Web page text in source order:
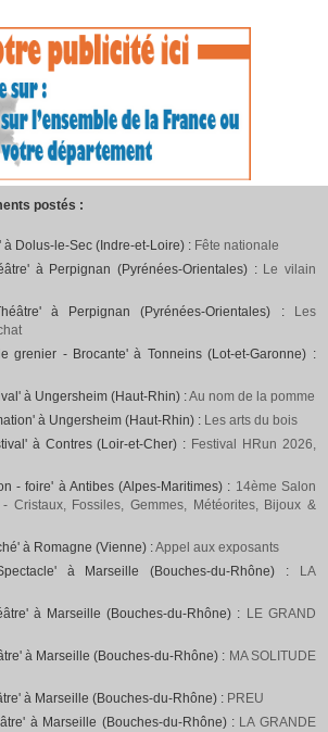
postés :
à Dolus-le-Sec (Indre-et-Loire) : Fête nationale
à Perpignan (Pyrénées-Orientales) : Le vilain
à Perpignan (Pyrénées-Orientales) :
Les
grenier - Brocante' à Tonneins (Lot-et-Garonne) :
à Ungersheim (Haut-Rhin) :Au nom de la pomme
à Ungersheim (Haut-Rhin) : Les arts du bois
à Contres (Loir-et-Cher) : Festival HRun 2026,
- foire' à Antibes (Alpes-Maritimes) : 14ème Salon
Cristaux, Fossiles, Gemmes, Météorites, Bijoux &
à Romagne (Vienne) :Appel aux exposants
à Marseille (Bouches-du-Rhône) :
LA
à Marseille (Bouches-du-Rhône) : LE GRAND
à Marseille (Bouches-du-Rhône) : MA SOLITUDE
à Marseille (Bouches-du-Rhône) : PREU
à Marseille (Bouches-du-Rhône) : LA GRANDE